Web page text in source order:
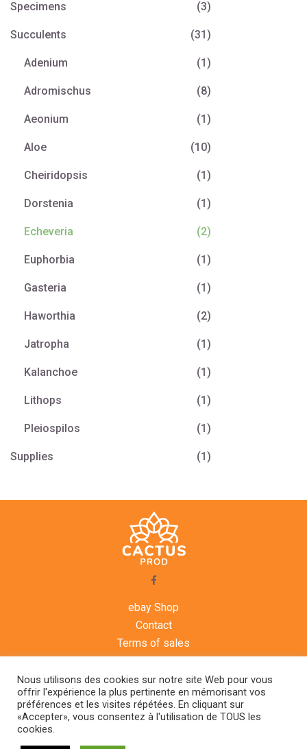
Specimens (3)
Succulents (31)
Adenium (1)
Adromischus (8)
Aeonium (1)
Aloe (10)
Cheiridopsis (1)
Dorstenia (1)
Echeveria (2)
Euphorbia (1)
Gasteria (1)
Haworthia (2)
Jatropha (1)
Kalanchoe (1)
Lithops (1)
Pleiospilos (1)
Supplies (1)
ebay Shop
Contact
Terms of sales
Legal notice
Agenda
CACTUS PROD © 2021
Nous utilisons des cookies sur notre site Web pour vous
offrir l'expérience la plus pertinente en mémorisant vos
préférences et les visites répétées. En cliquant sur
«Accepter», vous consentez à l'utilisation de TOUS les
cookies.